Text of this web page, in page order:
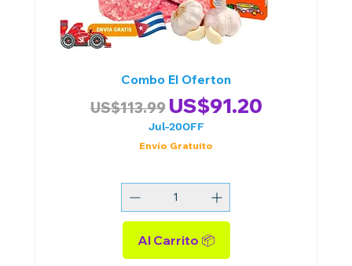
Combo El Oferton
Precio
US$113.99 Precio de oferta
US$91.20
Jul-20OFF
Envío Gratuito
Al Carrito 📦